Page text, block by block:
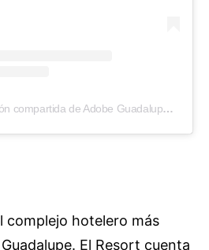
Una publicación compartida de Adobe Guadalupe (@adobeguadalupewinery)
complejo hotelero más
El Resort cuenta